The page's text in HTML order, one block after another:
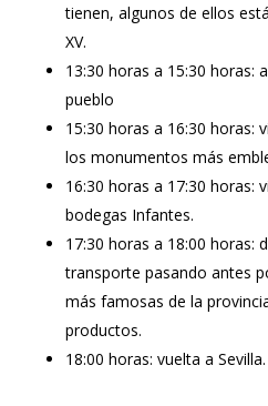
tienen, algunos de ellos
XV.
13:30 horas a 15:30 horas:
pueblo
15:30 horas a 16:30 horas:
los monumentos más
16:30 horas a 17:30 horas:
bodegas Infantes.
17:30 horas a 18:00 horas:
transporte pasando antes
más famosas de la
productos.
18:00 horas: vuelta a Sevilla.